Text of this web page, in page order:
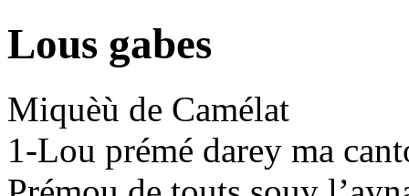
Lous gabes
Miquèù de Camélat
1-Lou prémé darey ma